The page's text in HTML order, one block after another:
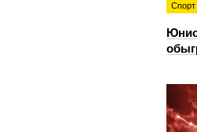
Спорт